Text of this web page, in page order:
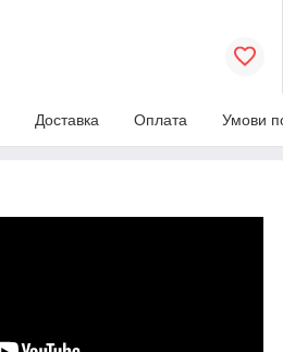
Доставка Оплата Умови